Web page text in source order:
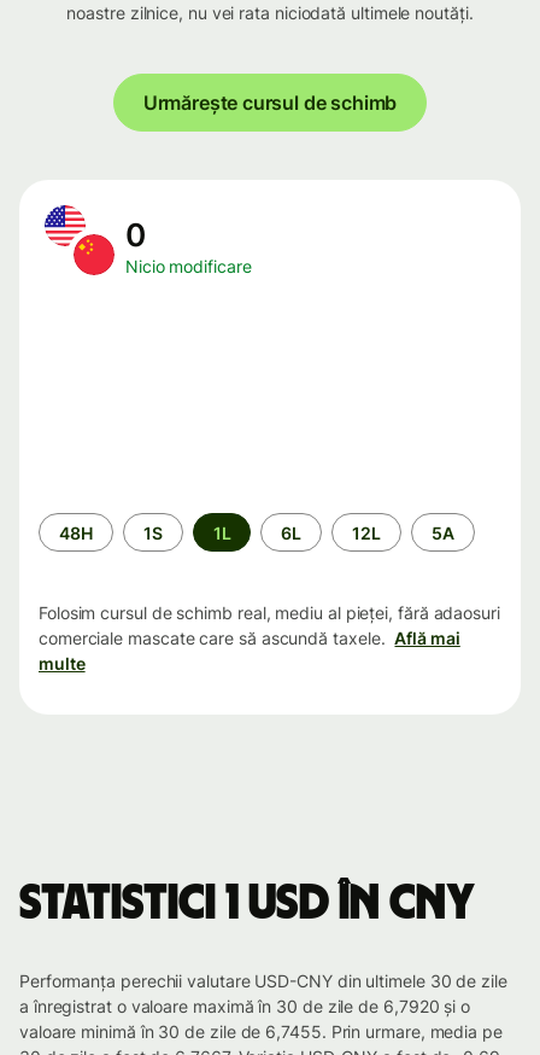
noastre zilnice, nu vei rata niciodată ultimele noutăți.
Urmărește cursul de schimb
0
Nicio modificare
Perioada
48H 1S 1L 6L 12L 5A
Folosim cursul de schimb real, mediu al pieței, fără adaosuri
comerciale mascate care să ascundă taxele. Află mai
multe
Statistici 1 USD în CNY
Performanța perechii valutare USD-CNY din ultimele 30 de zile
a înregistrat o valoare maximă în 30 de zile de 6,7920 și o
valoare minimă în 30 de zile de 6,7455. Prin urmare, media pe